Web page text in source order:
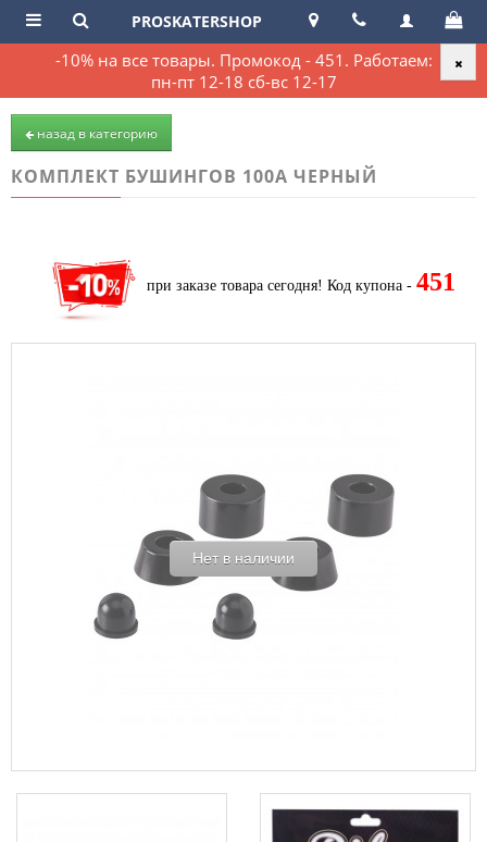
-10% на все товары. Промокод - 451. Работаем:
пн-пт 12-18 сб-вс 12-17
PROSKATERSHOP
назад в категорию
КОМПЛЕКТ БУШИНГОВ 100А ЧЕРНЫЙ
при заказе товара сегодня! Код купона - 451
Нет в наличии